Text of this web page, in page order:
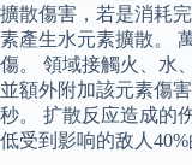
擴散傷害，若是消耗
素產生水元素擴散。
傷。 領域接觸火、水
並額外附加該元素傷
秒。 扩散反应造成的
低受到影响的敌人